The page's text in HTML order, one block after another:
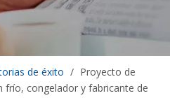
de éxito / Proyecto de
frío, congelador y fabricante de